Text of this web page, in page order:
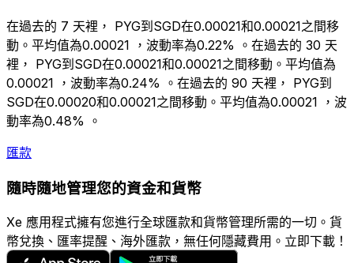
在過去的 7 天裡， PYG到SGD在0.00021和0.00021之間移
動。平均值為0.00021 ，波動率為0.22% 。在過去的 30 天
裡， PYG到SGD在0.00021和0.00021之間移動。平均值為
0.00021 ，波動率為0.24% 。在過去的 90 天裡， PYG到
SGD在0.00020和0.00021之間移動。平均值為0.00021 ，波
動率為0.48% 。
匯款
隨時隨地管理您的資金和貨幣
Xe 應用程式擁有您進行全球匯款和貨幣管理所需的一切。貨
幣兌換、匯率提醒、海外匯款，無任何隱藏費用。立即下載！